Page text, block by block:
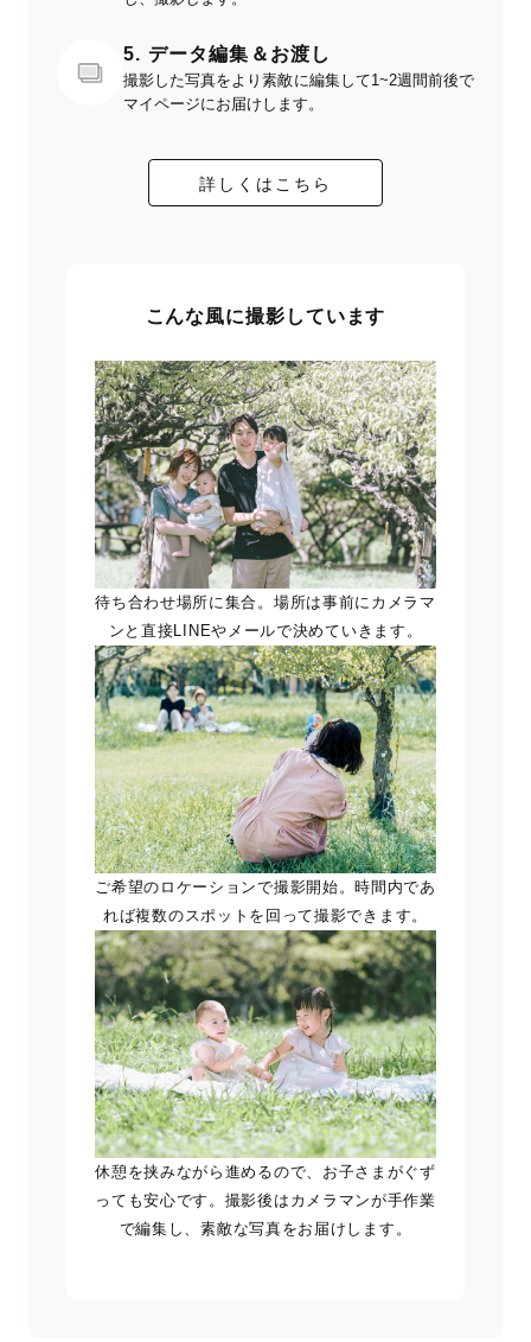
5. データ編集＆お渡し
撮影した写真をより素敵に編集して1~2週間前後で
マイページにお届けします。
詳しくはこちら
こんな風に撮影しています
待ち合わせ場所に集合。場所は事前にカメラマ
ンと直接LINEやメールで決めていきます。
ご希望のロケーションで撮影開始。時間内であ
れば複数のスポットを回って撮影できます。
休憩を挟みながら進めるので、お子さまがぐず
っても安心です。撮影後はカメラマンが手作業
で編集し、素敵な写真をお届けします。